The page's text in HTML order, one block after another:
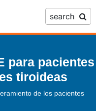
search
para pacientes
tiroideas
de los pacientes